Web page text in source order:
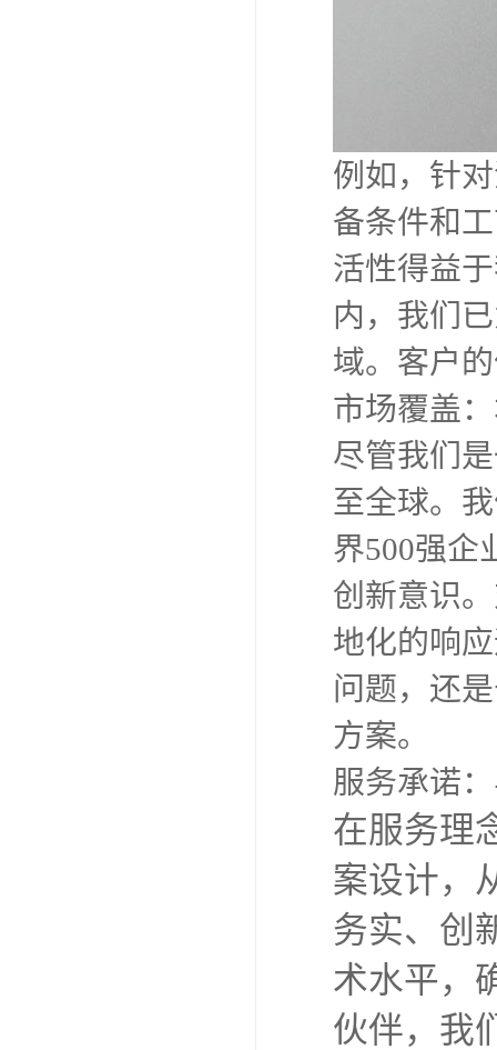
例如，针
备条件和
活性得益
内，我们
域。客户
市场覆盖
尽管我们
至全球。
界500强企
创新意识
地化的响
问题，还
方案。
服务承诺
在服务理
案设计，
务实、创
术水平，
伙伴，我